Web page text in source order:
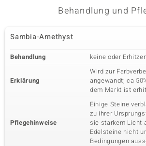
Behandlung und
Sambia-Amethyst
Behandlung keine oder
Erklärung
Wird zur
angewandt; ca
dem Markt ist
Pflegehinweise
Einige Steine
zu ihrer
sie starkem Licht
Edelsteine nicht
Bedingungen